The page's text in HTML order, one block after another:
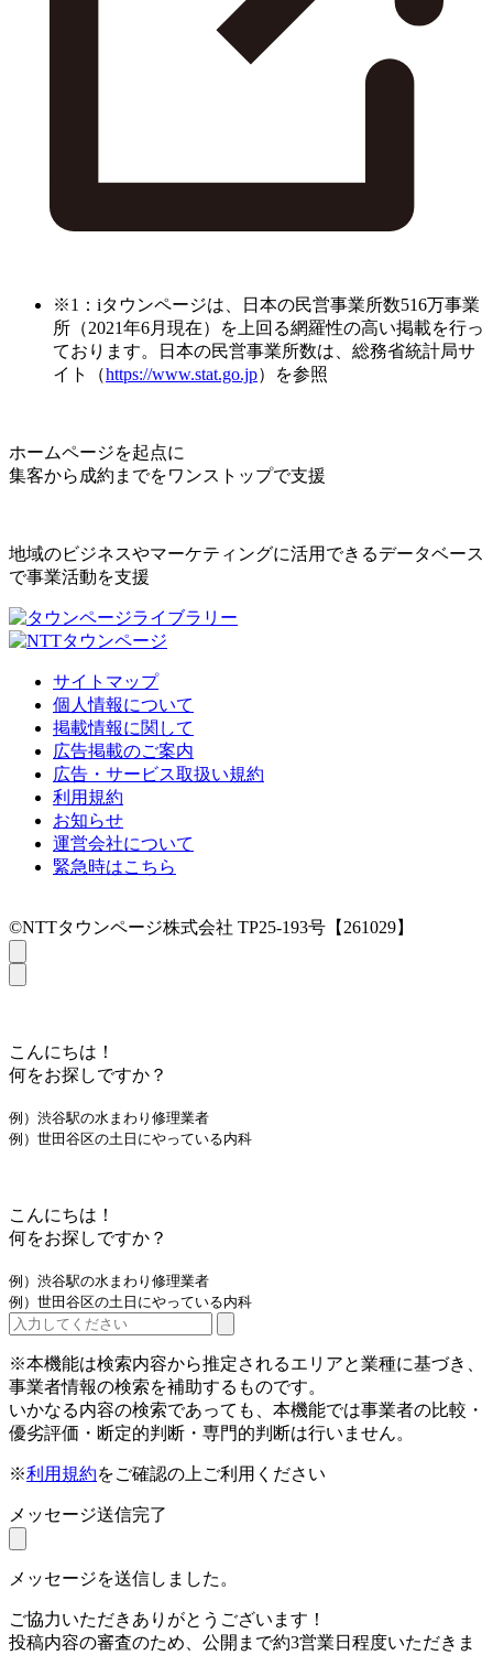
※1：iタウンページは、日本の民営事業所数516万事業
所（2021年6月現在）を上回る網羅性の高い掲載を行っ
ております。日本の民営事業所数は、総務省統計局サ
イト（https://www.stat.go.jp）を参照
ホームページを起点に
集客から成約までをワンストップで支援
地域のビジネスやマーケティングに活用できるデータベース
で事業活動を支援
サイトマップ
個人情報について
掲載情報に関して
広告掲載のご案内
広告・サービス取扱い規約
利用規約
お知らせ
運営会社について
緊急時はこちら
©NTTタウンページ株式会社 TP25-193号【261029】
こんにちは！
何をお探しですか？
例）渋谷駅の水まわり修理業者
例）世田谷区の土日にやっている内科
こんにちは！
何をお探しですか？
例）渋谷駅の水まわり修理業者
例）世田谷区の土日にやっている内科
※本機能は検索内容から推定されるエリアと業種に基づき、
事業者情報の検索を補助するものです。
いかなる内容の検索であっても、本機能では事業者の比較・
優劣評価・断定的判断・専門的判断は行いません。
※利用規約をご確認の上ご利用ください
メッセージ送信完了
メッセージを送信しました。
ご協力いただきありがとうございます！
投稿内容の審査のため、公開まで約3営業日程度いただきま